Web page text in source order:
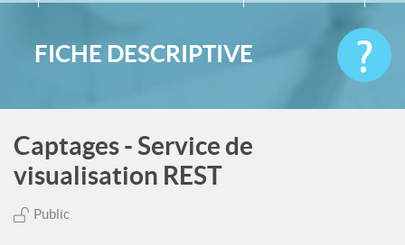
FICHE DESCRIPTIVE
Captages - Service de
visualisation REST
Public